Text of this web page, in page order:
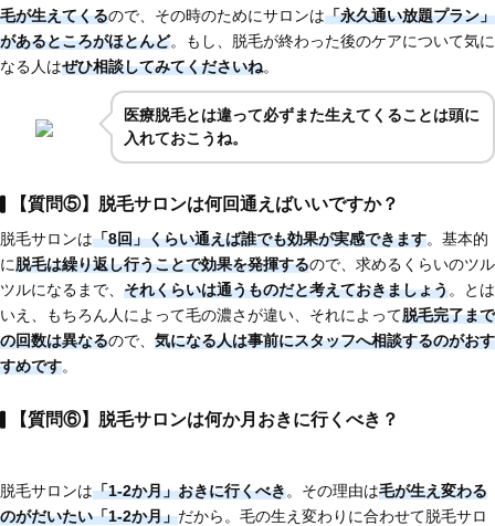
毛が生えてくるので、その時のためにサロンは「永久通い放題プラン」
があるところがほとんど。もし、脱毛が終わった後のケアについて気に
なる人はぜひ相談してみてくださいね。
医療脱毛とは違って必ずまた生えてくることは頭に
入れておこうね。
【質問⑤】脱毛サロンは何回通えばいいですか？
脱毛サロンは「8回」くらい通えば誰でも効果が実感できます。基本的
に脱毛は繰り返し行うことで効果を発揮するので、求めるくらいのツル
ツルになるまで、 それくらいは通うものだと考えておきましょう。とは
いえ、もちろん人によって毛の濃さが違い、それによって脱毛完了まで
の回数は異なるので、 気になる人は事前にスタッフへ相談するのがおす
すめです。
【質問⑥】脱毛サロンは何か月おきに行くべき？
脱毛サロンは「1-2か月」おきに行くべき。その理由は毛が生え変わる
のがだいたい「1-2か月」だから。毛の生え変わりに合わせて脱毛サロ